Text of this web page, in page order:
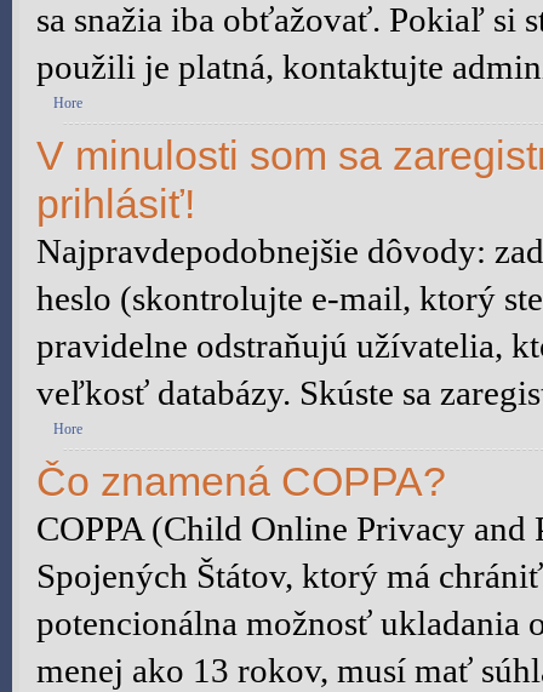
sa snažia iba obťažovať. Pokiaľ si
použili je platná, kontaktujte
Hore
V minulosti som sa
prihlásiť!
Najpravdepodobnejšie dôvody:
heslo (skontrolujte e-mail, ktorý
pravidelne odstraňujú užívatelia,
veľkosť databázy. Skúste sa
Hore
Čo znamená COPPA?
COPPA (Child Online Privacy
Spojených Štátov, ktorý má
potencionálna možnosť
menej ako 13 rokov, musí mať